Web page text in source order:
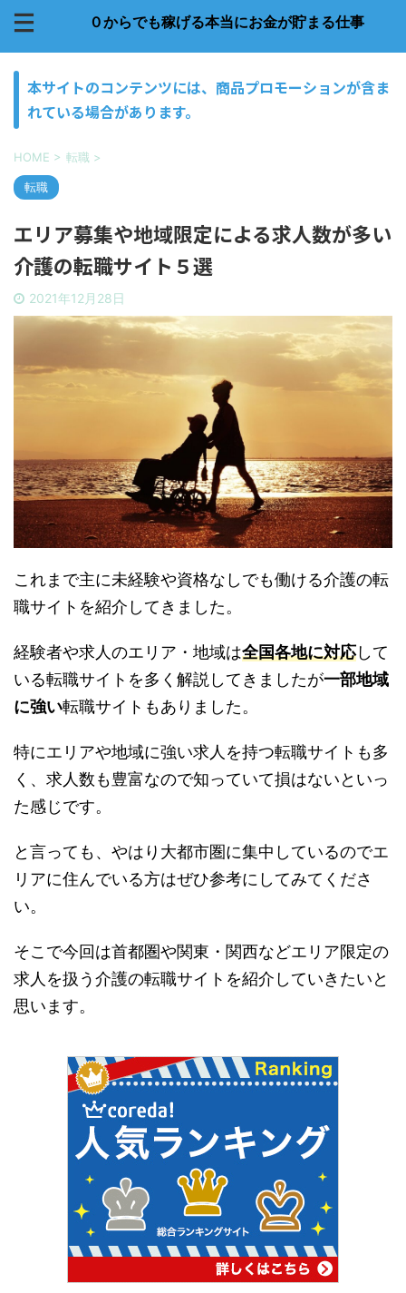
０からでも稼げる本当にお金が貯まる仕事
本サイトのコンテンツには、商品プロモーションが含ま
れている場合があります。
HOME > 転職 >
転職
エリア募集や地域限定による求人数が多い
介護の転職サイト５選
2021年12月28日
これまで主に未経験や資格なしでも働ける介護の転
職サイトを紹介してきました。
経験者や求人のエリア・地域は全国各地に対応して
いる転職サイトを多く解説してきましたが一部地域
に強い転職サイトもありました。
特にエリアや地域に強い求人を持つ転職サイトも多
く、求人数も豊富なので知っていて損はないといっ
た感じです。
と言っても、やはり大都市圏に集中しているのでエ
リアに住んでいる方はぜひ参考にしてみてくださ
い。
そこで今回は首都圏や関東・関西などエリア限定の
求人を扱う介護の転職サイトを紹介していきたいと
思います。